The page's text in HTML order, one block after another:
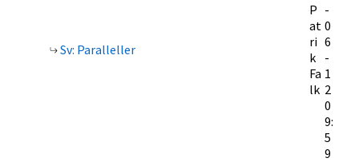
Sv: Paralleller
P
at
ri
k
Fa
lk
-
0
6
-
1
2
0
9:
5
9